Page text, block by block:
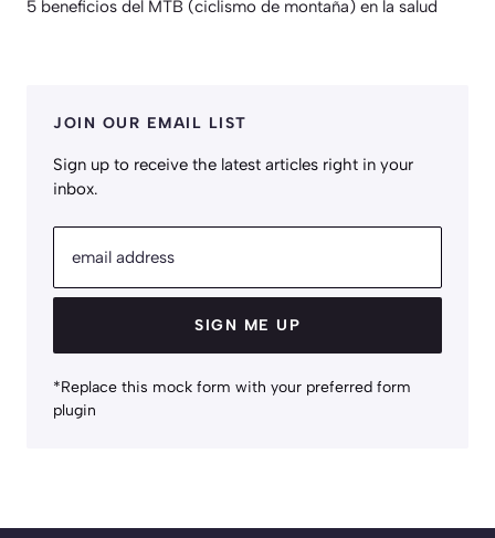
5 beneficios del MTB (ciclismo de montaña) en la salud
JOIN OUR EMAIL LIST
Sign up to receive the latest articles right in your
inbox.
email address
SIGN ME UP
*Replace this mock form with your preferred form
plugin